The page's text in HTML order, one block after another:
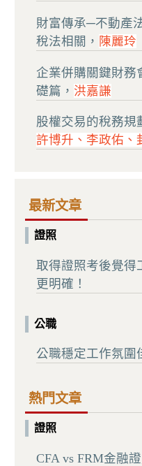
財富傳承─不動產
稅法相關， 陳麗玲
企業併購關鍵財
礎篇， 洪嘉謙
股權交易的稅務規
許博升、李政佑、
最新文章
證照
取得證照考後覺得
更明確！
公職
公職穩定工作氛圍
熱門文章
證照
CFA vs FRM金融